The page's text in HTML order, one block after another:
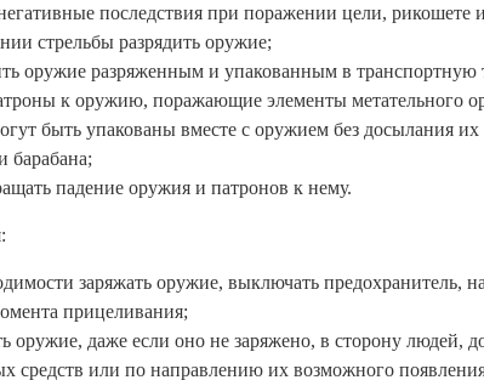
последствия при поражении цели, рикошете
стрельбы разрядить оружие;
оружие разряженным и упакованным в транспортную
к оружию, поражающие элементы метательного
быть упакованы вместе с оружием без досылания
барабана;
падение оружия и патронов к нему.
заряжать оружие, выключать предохранитель,
прицеливания;
оружие, даже если оно не заряжено, в сторону людей,
средств или по направлению их возможного